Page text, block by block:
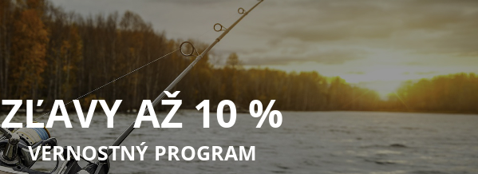
ZĽAVY AŽ 10 %
VERNOSTNÝ PROGRAM